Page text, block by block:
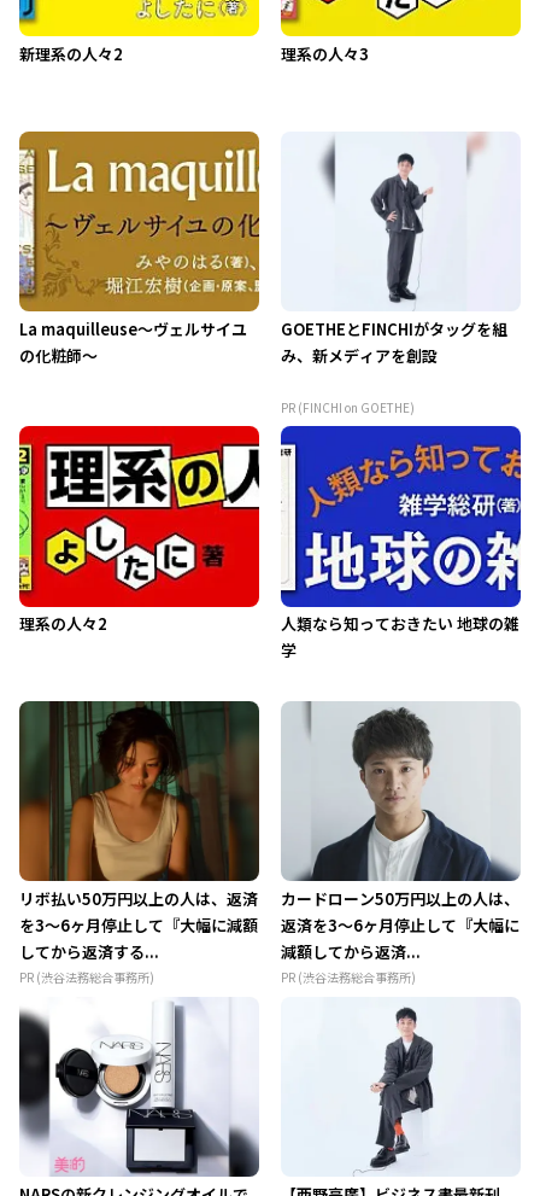
新理系の人々2 理系の人々3
La maquilleuse～ヴェルサイユ
の化粧師～
GOETHEとFINCHIがタッグを組
み、新メディアを創設
PR (FINCHI on GOETHE)
理系の人々2
人類なら知っておきたい 地球の雑
学
リボ払い50万円以上の人は、返済
を3～6ヶ月停止して『大幅に減額
してから返済する...
PR (渋谷法務総合事務所)
カードローン50万円以上の人は、
返済を3～6ヶ月停止して『大幅に
減額してから返済...
PR (渋谷法務総合事務所)